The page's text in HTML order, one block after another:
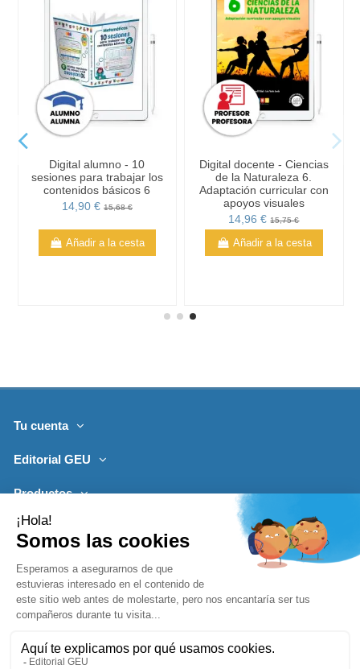
Digital alumno - 10
sesiones para trabajar los
contenidos básicos 6
14,90 € 15,68 €
Añadir a la cesta
Digital docente - Ciencias
de la Naturaleza 6.
Adaptación curricular con
apoyos visuales
14,96 €15,75 €
Añadir a la cesta
Tu cuenta
Editorial GEU
Productos
Lo más leído
Síguenos